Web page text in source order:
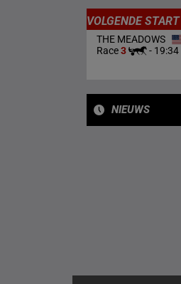
VOLGENDE START
THE MEADOWS
Race3 - 19:34
NIEUWS